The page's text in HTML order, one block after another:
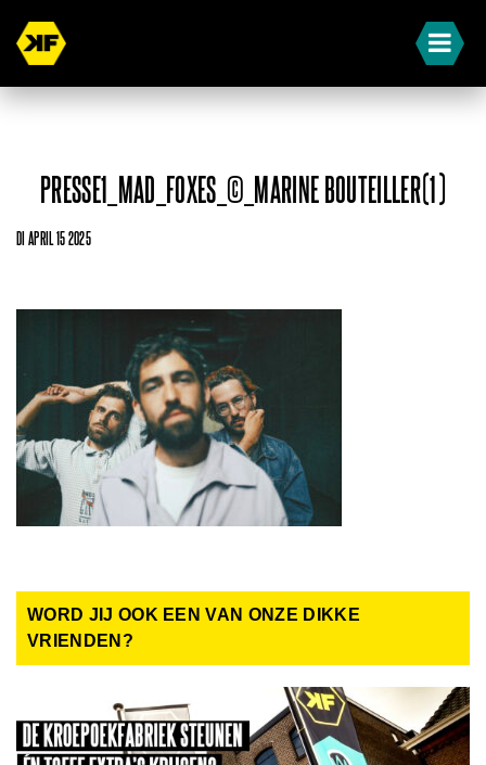
PRESSE1_MAD_FOXES_©_MARINE BOUTEILLER(1)
DI APRIL 15 2025
WORD JIJ OOK EEN VAN ONZE DIKKE
VRIENDEN?